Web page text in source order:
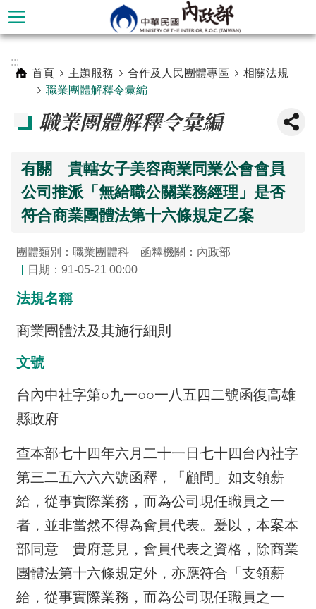
跳到主要內容區塊
階
部
介
主
政
策
息
快
主
題
服
務
互
:::
首頁
主題服務 合作及人民團體專區
相關法規
職業團體解釋令彙編
職業團體解釋令彙編
有關 貴轄女子美容商業同業公會會員
公司推派「無給職公關業務經理」是否
符合商業團體法第十六條規定乙案
團體類別：職業團體科
函釋機關：內政部
日期：91-05-21 00:00
法規名稱
商業團體法及其施行細則
文號
台內中社字第○九一○○一八五四二號函復高雄
縣政府
查本部七十四年六月二十一日七十四台內社字
第三二五六六六號函釋，「顧問」如支領薪
給，從事實際業務，而為公司現任職員之一
者，並非當然不得為會員代表。爰以，本案本
部同意 貴府意見，會員代表之資格，除商業
團體法第十六條規定外，亦應符合「支領薪
給，從事實際業務，而為公司現任職員之一